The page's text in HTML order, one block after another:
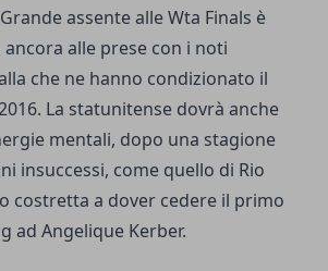
assente alle Wta Finals è
ancora alle prese con i noti
che ne hanno condizionato il
La statunitense dovrà anche
mentali, dopo una stagione
insuccessi, come quello di Rio
costretta a dover cedere il primo
ad Angelique Kerber.